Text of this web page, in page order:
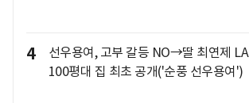
4
선우용여, 고부 갈등 NO→딸 최연제 LA
100평대 집 최초 공개('순풍 선우용여')